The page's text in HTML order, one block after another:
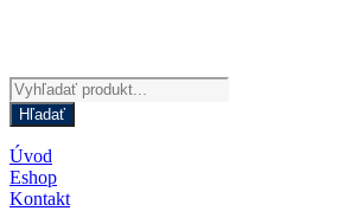
Products
search
Hľadať
Úvod
Eshop
Kontakt